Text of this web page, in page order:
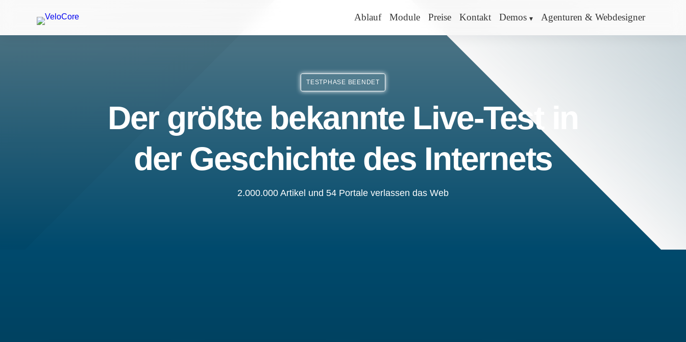
Ablauf Module Preise Kontakt Demos Agenturen & Webdesigner
TESTPHASE BEENDET
Der größte bekannte Live-Test in
der Geschichte des Internets
2.000.000 Artikel und 54 Portale verlassen das Web